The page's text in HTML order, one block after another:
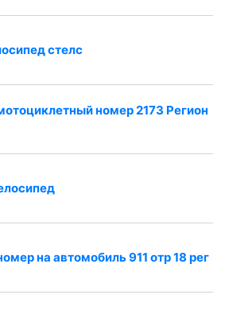
стелс
номер 2173 Регион
на автомобиль 911 отр 18 рег